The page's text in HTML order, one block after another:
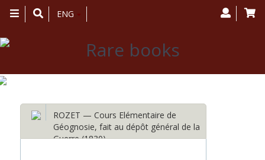
Toggle
navigation
ENG
ROZET — Cours Elémentaire de
Géognosie, fait au dépôt général de la
Guerre (1830)